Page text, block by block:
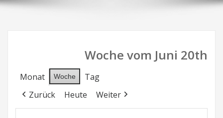
Woche vom Juni 20th
Monat Woche
Tag
Zurück
Heute Weiter